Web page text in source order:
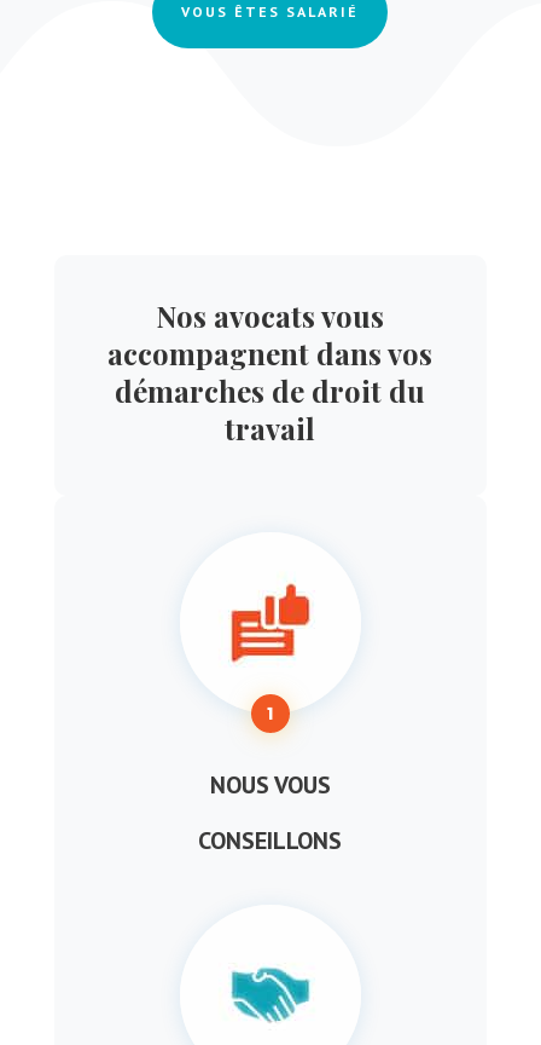
VOUS ÊTES SALARIÉ
Nos avocats vous
accompagnent dans vos
démarches de droit du
travail
1
NOUS VOUS
CONSEILLONS